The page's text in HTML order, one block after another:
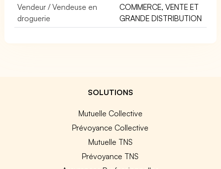
Vendeur / Vendeuse en
droguerie
COMMERCE, VENTE ET
GRANDE DISTRIBUTION
SOLUTIONS
Mutuelle Collective
Prévoyance Collective
Mutuelle TNS
Prévoyance TNS